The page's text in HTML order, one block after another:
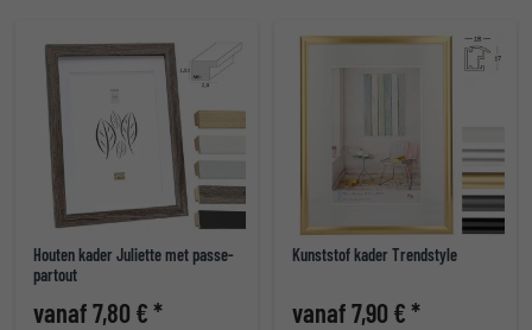
Houten kader Juliette met passe-
partout
vanaf 7,80 € *
Kunststof kader Trendstyle
vanaf 7,90 € *